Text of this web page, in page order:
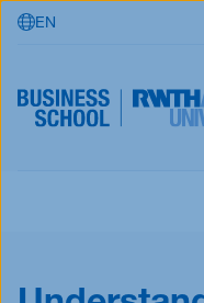
Zum Hauptinhalt
EN
Offene Kurse